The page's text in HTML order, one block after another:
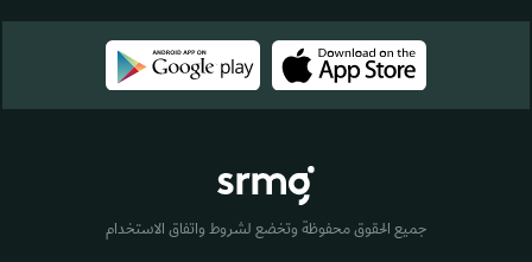
جميع الحقوق محفوظة وتخضع لشروط واتفاق الاستخدام